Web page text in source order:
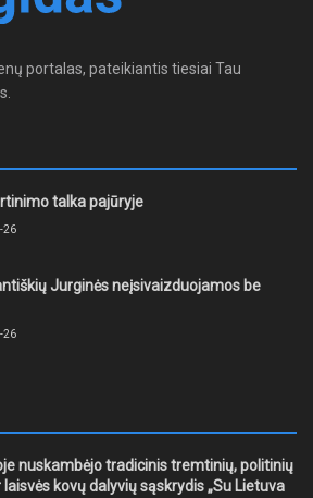
portalas, pateikiantis tiesiai Tau
talka pajūryje
26
Jurginės neįsivaizduojamos be
26
nuskambėjo tradicinis tremtinių, politinių
laisvės kovų dalyvių sąskrydis „Su Lietuva